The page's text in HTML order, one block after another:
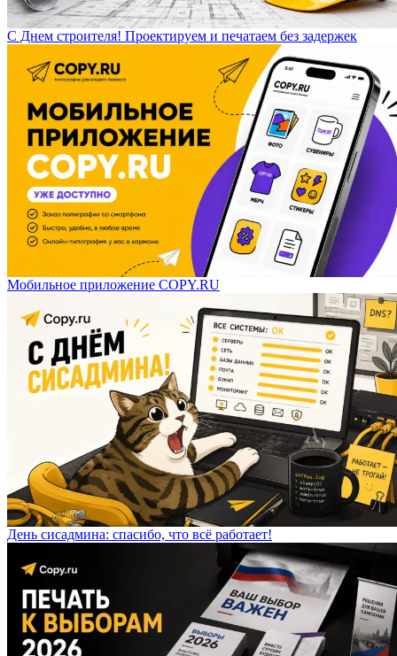
С Днем строителя! Проектируем и печатаем без задержек
Мобильное приложение COPY.RU
День сисадмина: спасибо, что всё работает!